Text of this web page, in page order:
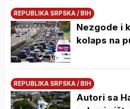
REPUBLIKA SRPSKA / BIH
Nezgode i
kolaps na
REPUBLIKA SRPSKA / BIH
Autori sa